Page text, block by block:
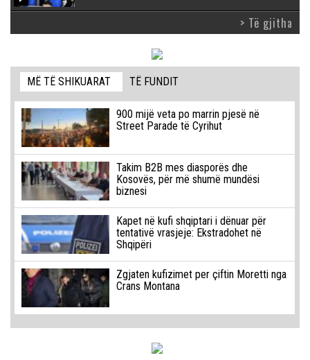
> Të gjitha
MË TË SHIKUARAT TË FUNDIT
900 mijë veta po marrin pjesë në
Street Parade të Cyrihut
Takim B2B mes diasporës dhe
Kosovës, për më shumë mundësi
biznesi
Kapet në kufi shqiptari i dënuar për
tentativë vrasjeje: Ekstradohet në
Shqipëri
Zgjaten kufizimet per çiftin Moretti nga
Crans Montana